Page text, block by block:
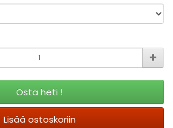
Osta heti !
Lisää ostoskoriin